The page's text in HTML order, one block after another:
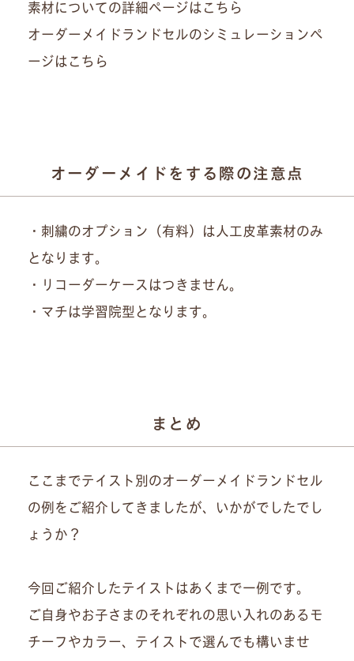
素材についての詳細ページはこちら
オーダーメイドランドセルのシミュレーションペ
ージはこちら
オーダーメイドをする際の注意点
・刺繍のオプション（有料）は人工皮革素材のみ
となります。
・リコーダーケースはつきません。
・マチは学習院型となります。
まとめ
ここまでテイスト別のオーダーメイドランドセル
の例をご紹介してきましたが、いかがでしたでし
ょうか？
今回ご紹介したテイストはあくまで一例です。
ご自身やお子さまのそれぞれの思い入れのあるモ
チーフやカラー、テイストで選んでも構いませ